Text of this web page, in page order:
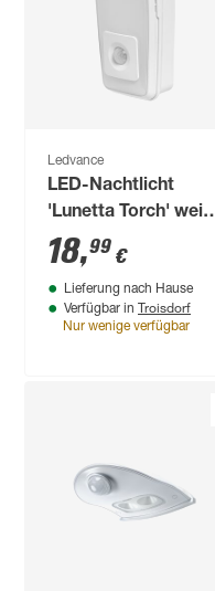
Ledvance
LED-Nachtlicht
'Lunetta Torch' weiß
integrierte
Taschenlampe
Bewegungssensor
63 x 79 x 122 mm
18,99 €
Lieferung nach Hause
Verfügbar in Troisdorf
Nur wenige verfügbar